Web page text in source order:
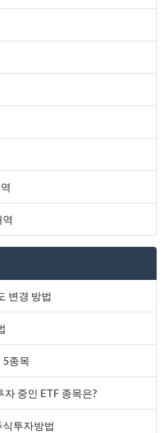
변경 방법
5종목
자 중인 ETF 종목은?
투자방법